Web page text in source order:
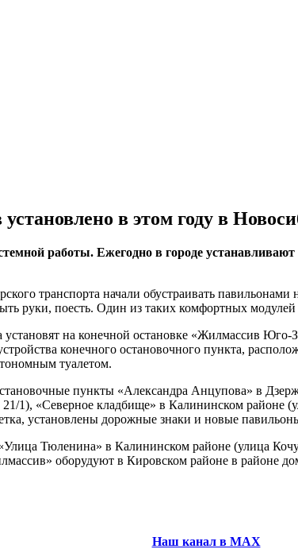
в этом году в
работы. Ежегодно в городе
транспорта начали обустраивать
руки, поесть. Один из таких комфортных
на конечной остановке «Жилмассив
конечного остановочного пункта,
туалетом.
пункты «Александра Анцупова» в
1), «Северное кладбище» в Калининском районе
установлены дорожные знаки и новые
Тюленина» в Калининском районе (улица
оборудуют в Кировском районе в районе
Наш канал в МАХ